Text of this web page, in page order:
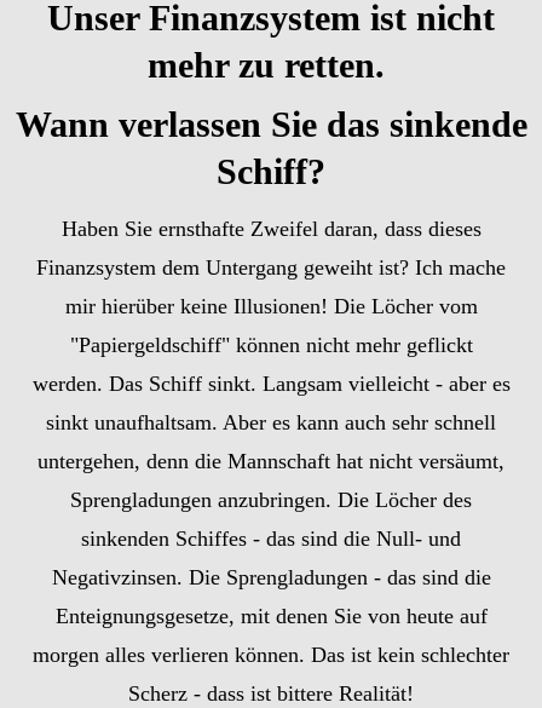
Unser Finanzsystem ist nicht
mehr zu retten.
Wann verlassen Sie das sinkende
Schiff?
Haben Sie ernsthafte Zweifel daran, dass dieses
Finanzsystem dem Untergang geweiht ist? Ich mache
mir hierüber keine Illusionen! Die Löcher vom
"Papiergeldschiff" können nicht mehr geflickt
werden. Das Schiff sinkt. Langsam vielleicht - aber es
sinkt unaufhaltsam. Aber es kann auch sehr schnell
untergehen, denn die Mannschaft hat nicht versäumt,
Sprengladungen anzubringen. Die Löcher des
sinkenden Schiffes - das sind die Null- und
Negativzinsen. Die Sprengladungen - das sind die
Enteignungsgesetze, mit denen Sie von heute auf
morgen alles verlieren können. Das ist kein schlechter
Scherz - dass ist bittere Realität!